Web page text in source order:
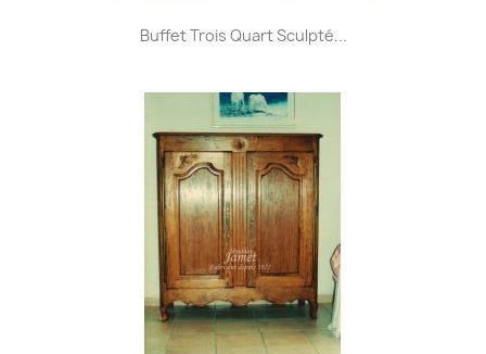
Buffet Trois Quart Sculpté...